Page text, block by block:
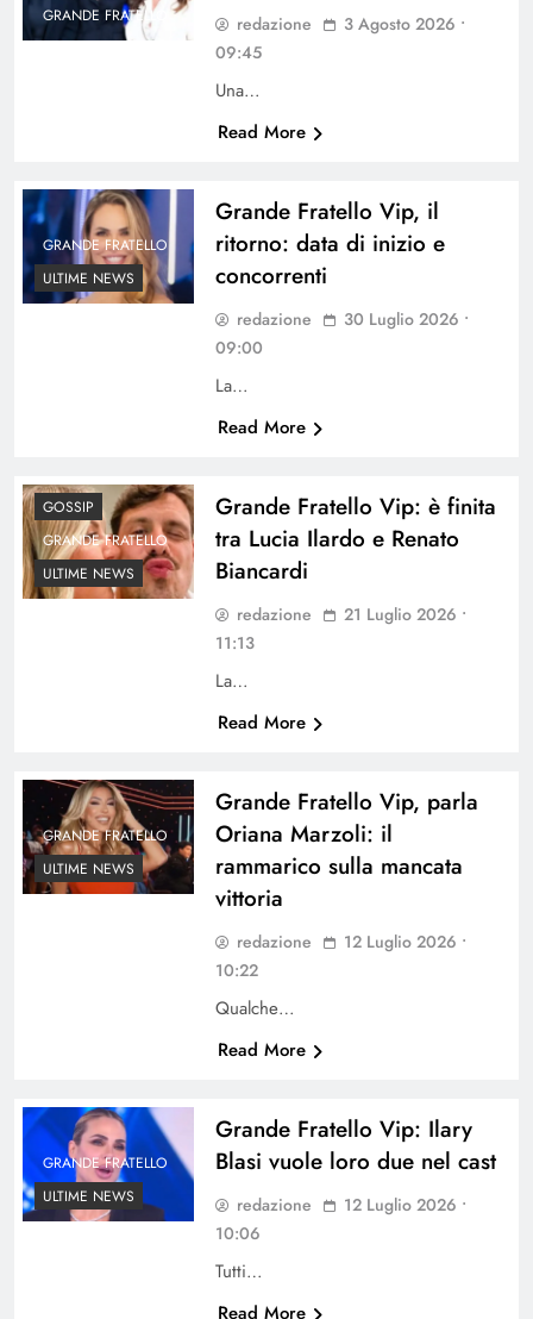
GRANDE FRATELLO redazione
3 Agosto 2026 •
09:45
Una…
Read More
GRANDE FRATELLO
ULTIME NEWS
Grande Fratello Vip, il
ritorno: data di inizio e
concorrenti
redazione
30 Luglio 2026 •
09:00
La…
Read More
GOSSIP
GRANDE FRATELLO
ULTIME NEWS
Grande Fratello Vip: è finita
tra Lucia Ilardo e Renato
Biancardi
redazione
21 Luglio 2026 •
11:13
La…
Read More
GRANDE FRATELLO
ULTIME NEWS
Grande Fratello Vip, parla
Oriana Marzoli: il
rammarico sulla mancata
vittoria
redazione
12 Luglio 2026 •
10:22
Qualche…
Read More
GRANDE FRATELLO
ULTIME NEWS
Grande Fratello Vip: Ilary
Blasi vuole loro due nel cast
redazione
12 Luglio 2026 •
10:06
Tutti…
Read More